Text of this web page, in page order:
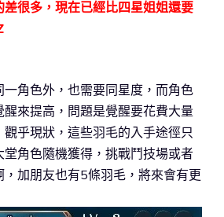
差很多，現在已經比四星姐姐還要
一角色外，也需要同星度，而角色
醒來提高，問題是覺醒要花費大量
乎現狀，這些羽毛的入手途徑只
堂角色隨機獲得，挑戰鬥技場或者
加朋友也有5條羽毛，將來會有更